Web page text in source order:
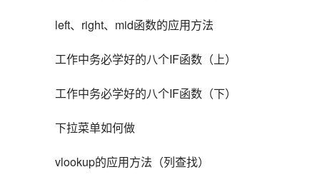
left、right、mid函数的应用方法
工作中务必学好的八个IF函数（上）
工作中务必学好的八个IF函数（下）
下拉菜单如何做
vlookup的应用方法（列查找）